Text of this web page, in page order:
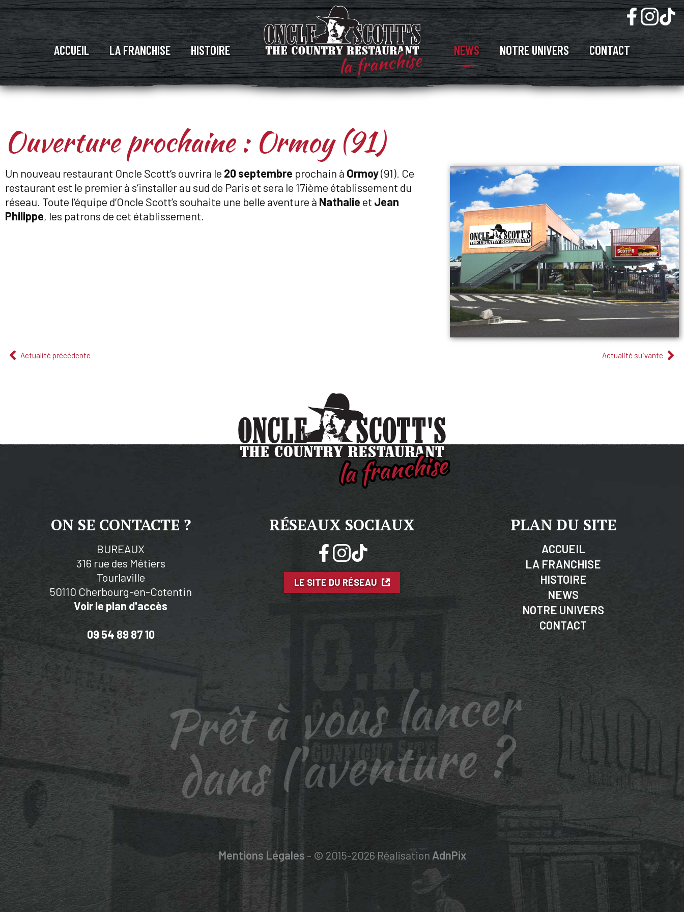
la franchise
ACCUEIL LA FRANCHISE HISTOIRE NEWS NOTRE UNIVERS CONTACT
Ouverture prochaine : Ormoy (91)
Un nouveau restaurant Oncle Scott’s ouvrira le 20 septembre prochain à Ormoy(91). Ce
restaurant est le premier à s’installer au sud de Paris et sera le 17ième établissement du
réseau. Toute l’équipe d’Oncle Scott’s souhaite une belle aventure à Nathalie et Jean
Philippe, les patrons de cet établissement.
Actualité précédente Actualité suivante
la franchise
ON SE CONTACTE ?
BUREAUX
316 rue des Métiers
Tourlaville
50110 Cherbourg-en-Cotentin
Voir le plan d'accès
09 54 89 87 10
RÉSEAUX SOCIAUX
LE SITE DU RÉSEAU
PLAN DU SITE
ACCUEIL
LA FRANCHISE
HISTOIRE
NEWS
NOTRE UNIVERS
CONTACT
Prêt à vous lancer
dans l'aventure ?
Mentions Légales - © 2015-2026 Réalisation AdnPix